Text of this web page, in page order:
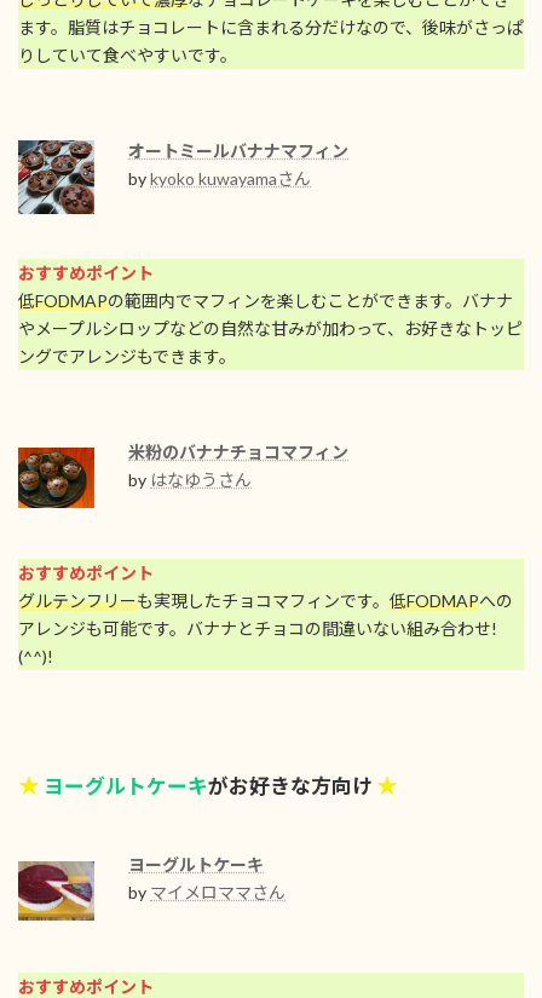
ます。脂質はチョコレートに含まれる分だけなので、後味がさっぱ
りしていて食べやすいです。
オートミールバナナマフィン
bykyoko kuwayamaさん
おすすめポイント
低FODMAPの範囲内でマフィンを楽しむことができます。バナナ
やメープルシロップなどの自然な甘みが加わって、お好きなトッピ
ングでアレンジもできます。
米粉のバナナチョコマフィン
by はなゆうさん
おすすめポイント
グルテンフリーも実現したチョコマフィンです。 低FODMAPへの
アレンジも可能です。バナナとチョコの間違いない組み合わせ!
(^^)!
★ ヨーグルトケーキがお好きな方向け ★
ヨーグルトケーキ
by マイメロママさん
おすすめポイント